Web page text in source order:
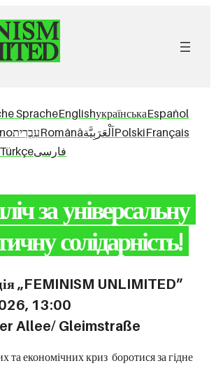
SpracheEnglishукраїнськаEspañol
עִבְרִיתRomânăاَلْعَرَبِيَّةPolskiFrançais
Türkçeفارسی
за універсальну
солідарність!
„FEMINISM UNLIMITED”
13:00
Allee/ Gleimstraße
та економічних криз боротися за гідне